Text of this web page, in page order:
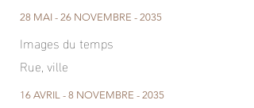
28 MAI - 26 NOVEMBRE - 2035
Images du temps
Rue, ville
16 AVRIL - 8 NOVEMBRE - 2035